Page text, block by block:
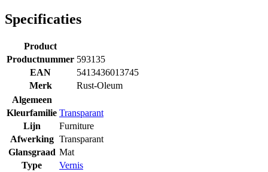
Specificaties
Product
Productnummer 593135
EAN
5413436013745
Merk
Rust-Oleum
Algemeen
Kleurfamilie Transparant
Lijn
Furniture
Afwerking Transparant
Glansgraad Mat
Type
Vernis